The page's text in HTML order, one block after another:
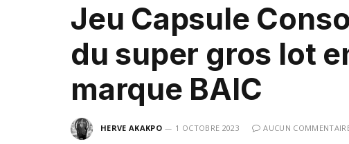
Jeu Capsule
du super gros lot
marque BAIC
HERVE AKAKPO 1 OCTOBRE 2023 AUCUN